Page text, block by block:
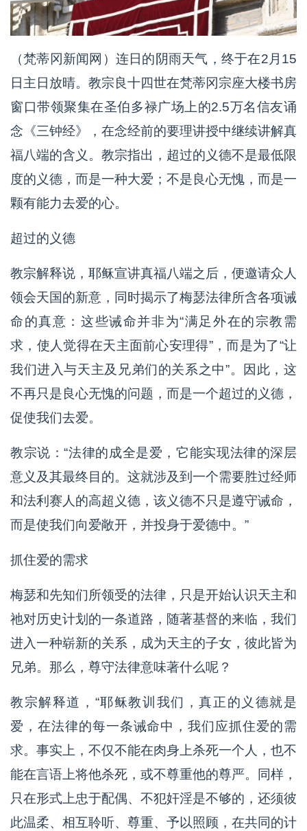
（梵蒂冈新闻网）连日的阴雨天气，终于在2月15
日主日放晴。教宗良十四世在梵蒂冈宗座大楼书房
窗口带领聚集在圣伯多禄广场上的2.5万名信友诵
念《三钟经》，在念经前的要理讲授中继续讲解真
福八端的含义。教宗指出，超过的义德不是最低限
度的义德，而是一种大爱；不是良心无愧，而是一
颗有能力去爱的心。
超过的义德
教宗解释说，耶稣宣讲真福八端之后，便邀请众人
领会天国的新意，同时揭示了梅瑟法律所含各项诫
命的真意：这些诫命并非为“满足外在的宗教需
求，使人觉得在天主面前心安理得”，而是为了“让
我们进入与天主及兄弟们的关系之中”。因此，这
不再只是良心无愧的问题，而是一个超过的义德，
促使我们去爱。
教宗说：“法律的成全是爱，它能实现法律的深层
意义及其最终目的。这就涉及到一个需要胜过经师
和法利赛人的高超义德，该义德不只是遵守诫命，
而是使我们向爱敞开，并投身于爱德中。”
抓住爱的需求
梅瑟和先知们所领受的法律，只是开始认识天主和
祂对历史计划的一条道路，随著基督的来临，我们
进入一种崭新的关系，成为天主的子女，彼此皆为
兄弟。那么，尊守法律意味著什么呢？
教宗解释道，“耶稣教训我们，真正的义德就是
爱，在法律的每一条诫命中，我们应抓住爱的需
求。事实上，不仅不能在肉身上杀死一个人，也不
能在言语上将他杀死，或不尊重他的尊严。同样，
只在形式上忠于配偶、不犯奸淫是不够的，还须彼
此温柔、相互聆听、尊重、予以照顾，在共同的计